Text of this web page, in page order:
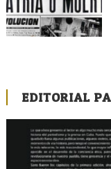
EDITORIAL